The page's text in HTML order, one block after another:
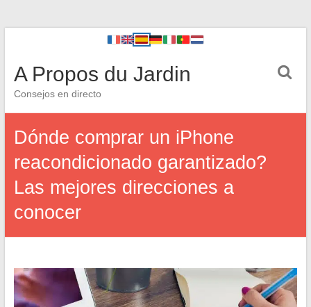
A Propos du Jardin
Consejos en directo
Dónde comprar un iPhone
reacondicionado garantizado?
Las mejores direcciones a
conocer